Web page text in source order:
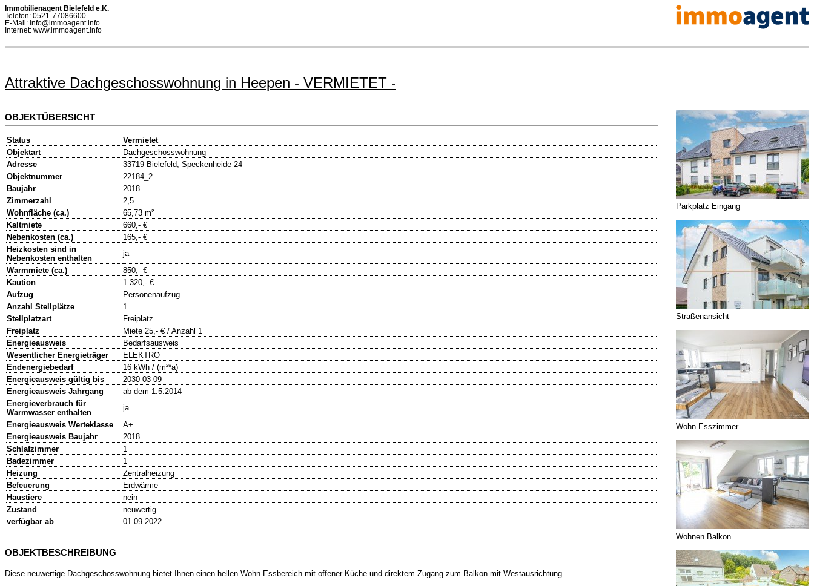
Immobilienagent Bielefeld e.K.
Telefon: 0521-77086600
E-Mail: info@immoagent.info
Internet: www.immoagent.info
Attraktive Dachgeschosswohnung in Heepen - VERMIETET -
OBJEKTÜBERSICHT
Status
Vermietet
Objektart
Dachgeschosswohnung
Adresse
33719 Bielefeld, Speckenheide 24
Objektnummer
22184_2
Baujahr
2018
Zimmerzahl
2,5
Wohnfläche (ca.)
65,73 m²
Kaltmiete
660,- €
Nebenkosten (ca.)
165,- €
Heizkosten sind in
Nebenkosten enthalten
ja
Warmmiete (ca.)
850,- €
Kaution
1.320,- €
Aufzug
Personenaufzug
Anzahl Stellplätze
1
Stellplatzart
Freiplatz
Freiplatz
Miete 25,- € / Anzahl 1
Energieausweis
Bedarfsausweis
Wesentlicher Energieträger
ELEKTRO
Endenergiebedarf
16 kWh / (m²*a)
Energieausweis gültig bis
2030-03-09
Energieausweis Jahrgang
ab dem 1.5.2014
Energieverbrauch für
Warmwasser enthalten
ja
Energieausweis Werteklasse
A+
Energieausweis Baujahr
2018
Schlafzimmer
1
Badezimmer
1
Heizung
Zentralheizung
Befeuerung
Erdwärme
Haustiere
nein
Zustand
neuwertig
verfügbar ab
01.09.2022
OBJEKTBESCHREIBUNG
Diese neuwertige Dachgeschosswohnung bietet Ihnen einen hellen Wohn-Essbereich mit offener Küche und direktem Zugang zum Balkon mit Westausrichtung.
Parkplatz Eingang
Straßenansicht
Wohn-Esszimmer
Wohnen Balkon